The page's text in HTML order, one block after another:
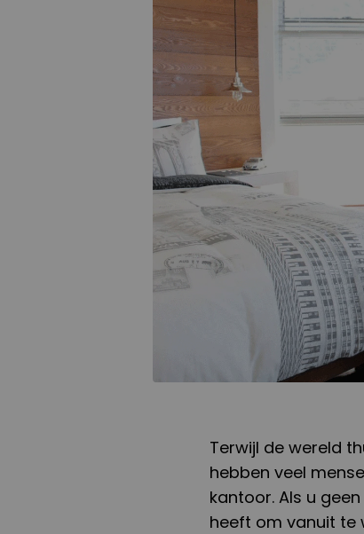
Terwijl de wereld
hebben veel
kantoor. Als u
heeft om vanuit te